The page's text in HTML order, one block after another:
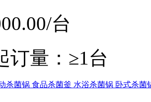
/台
订量： ≥1台
杀菌锅 食品杀菌釜 水浴杀菌锅 卧式杀菌